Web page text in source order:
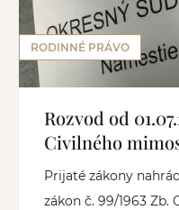
RODINNÉ PRÁVO
Rozvod od
Civilného
Prijaté zákony
zákon č. 99/1963 Zb.